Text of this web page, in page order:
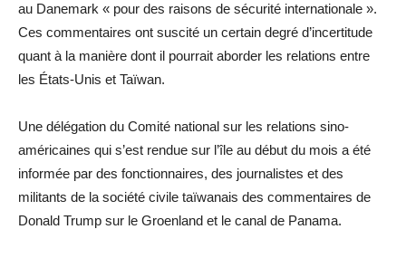
au Danemark « pour des raisons de sécurité internationale ».
Ces commentaires ont suscité un certain degré d’incertitude
quant à la manière dont il pourrait aborder les relations entre
les États-Unis et Taïwan.
Une délégation du Comité national sur les relations sino-
américaines qui s’est rendue sur l’île au début du mois a été
informée par des fonctionnaires, des journalistes et des
militants de la société civile taïwanais des commentaires de
Donald Trump sur le Groenland et le canal de Panama.